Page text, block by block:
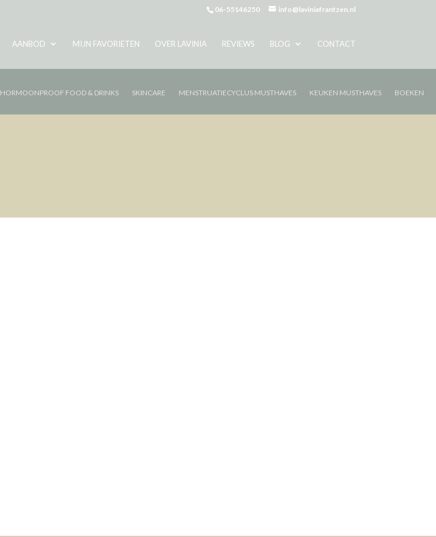
06-55146250 info@laviniafrantzen.nl
AANBOD MIJN FAVORIETEN OVER LAVINIA REVIEWS BLOG CONTACT
HORMOONPROOF FOOD & DRINKS SKINCARE MENSTRUATIECYCLUS MUSTHAVES KEUKEN MUSTHAVES BOEKEN